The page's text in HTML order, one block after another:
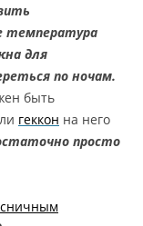
температура
для
по ночам.
быть
геккон на него
просто